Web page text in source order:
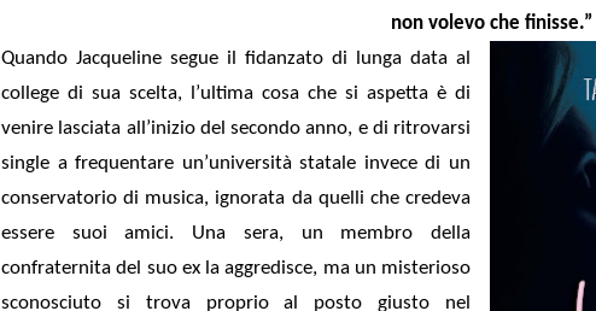
non volevo che finisse.”
Quando Jacqueline segue il fidanzato di lunga data al
college di sua scelta, l’ultima cosa che si aspetta è di
venire lasciata all’inizio del secondo anno, e di ritrovarsi
single a frequentare un’università statale invece di un
conservatorio di musica, ignorata da quelli che credeva
essere suoi amici. Una sera, un membro della
confraternita del suo ex la aggredisce, ma un misterioso
sconosciuto si trova proprio al posto giusto nel